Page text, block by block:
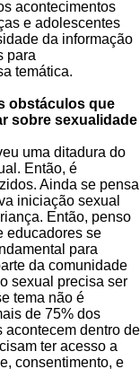
acontecimentos
e adolescentes
da informação
para
temática.
obstáculos que
sobre sexualidade
uma ditadura do
Então, é
Ainda se pensa
iniciação sexual
Então, penso
educadores se
para
da comunidade
sexual precisa ser
tema não é
de 75% dos
dentro de
ter acesso a
consentimento, e